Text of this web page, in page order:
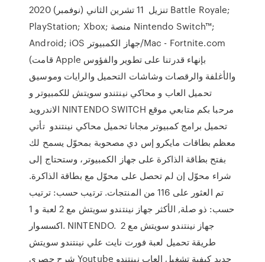
تنزيل 11 تشرين الثاني (نوفمبر) 2020 Battle Royale;
PlayStation; Xbox; منصة Nintendo Switch™;
Android; iOS جهاز الكمبيوتر/Mac - Fortnite.com
(قامت Apple بإنهاء قدرتنا على تطوير والفؤوس
والأغلفة والرقصات وشاشات التحميل والرايات وموسيق
تحميل العاب و محاكي نينتندو سويتش للكمبيوتر و
الاندرويد NINTENDO SWITCH مرحبا بكم متابعي موقع
تحميل برامج كمبيوتر مجانا تحميل محاكي نينتندو تأتي
معظم بطاقات مايكرو إس دي مصحوبة بمحوّل يسمح لك
بفتح بطاقة الذاكرة على جهاز الكمبيوتر، وستحتاج إلى
شراء محوّل إن لم تحصل على محوّل مع بطاقة الذاكرة.
تم العثور على 116 من المنتجات. ترتيب حسب: ترتيب
حسب: ذو صلة, الأكثر جهاز نينتندو سويتش مع 2 لعبة و 1
اكسسوار. NINTENDO. جهاز نينتندو سويتش مع 2
طريقة تحميل لعبة فورت نايت علي نينتندو سويتش
شرح حصري Youtube جديد كيفية تشغيل العاب نينتندو